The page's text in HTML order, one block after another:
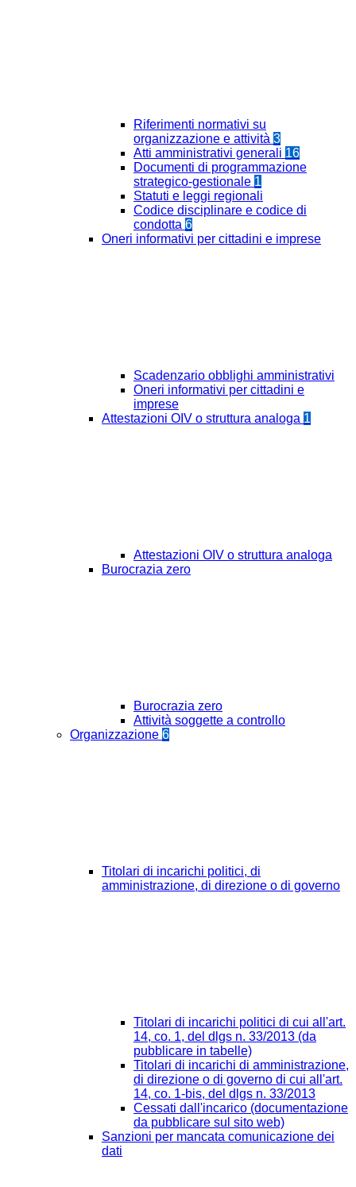
Riferimenti normativi su
organizzazione e attività 3
Atti amministrativi generali 16
Documenti di programmazione
strategico-gestionale 1
Statuti e leggi regionali
Codice disciplinare e codice di
condotta 6
Oneri informativi per cittadini e imprese
Scadenzario obblighi amministrativi
Oneri informativi per cittadini e
imprese
Attestazioni OIV o struttura analoga 1
Attestazioni OIV o struttura analoga
Burocrazia zero
Burocrazia zero
Attività soggette a controllo
Organizzazione 6
Titolari di incarichi politici, di
amministrazione, di direzione o di governo
Titolari di incarichi politici di cui all'art.
14, co. 1, del dlgs n. 33/2013 (da
pubblicare in tabelle)
Titolari di incarichi di amministrazione,
di direzione o di governo di cui all'art.
14, co. 1-bis, del dlgs n. 33/2013
Cessati dall'incarico (documentazione
da pubblicare sul sito web)
Sanzioni per mancata comunicazione dei
dati